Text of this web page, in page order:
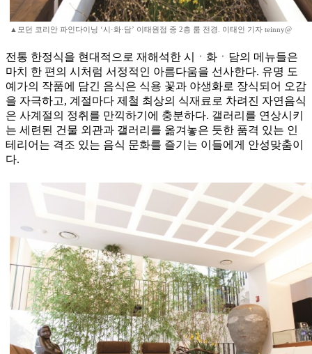
▲모던 코리안 파인다이닝 ‘시·화·담’ 이태원점 중 2층 룸 전경. 이태인 기자 teinny@
전통 한정식을 현대적으로 재해석한 시ㆍ화ㆍ담의 메뉴들은
마치 한 편의 시처럼 서정적인 아름다움을 선사한다. 유명 도
예가의 작품에 담긴 음식은 식용 꽃과 야생화로 장식되어 오감
을 자극하고, 계절마다 제철 최상의 식재료로 차려진 자연음식
은 사계절의 정취를 만끽하기에 충분하다. 갤러리를 연상시키
는 세련된 건물 외관과 갤러리를 옮겨놓은 듯한 품격 있는 인
테리어는 격조 있는 음식 문화를 즐기는 이들에게 안성맞춤이
다.